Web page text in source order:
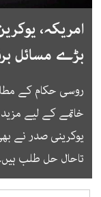
امریکہ،
بڑے مسائل
روسی حکام کے
خاتمے کے لیے
یوکرینی صدر نے
تاحال حل طلب